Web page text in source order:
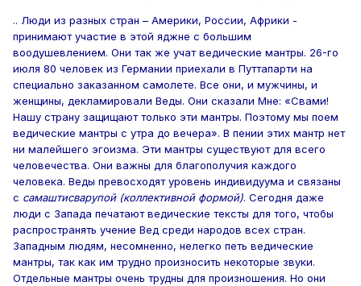
.. Люди из разных стран – Америки, России, Африки -
принимают участие в этой яджне с большим
воодушевлением. Они так же учат ведические мантры. 26-го
июля 80 человек из Германии приехали в Путтапарти на
специально заказанном самолете. Все они, и мужчины, и
женщины, декламировали Веды. Они сказали Мне: «Свами!
Нашу страну защищают только эти мантры. Поэтому мы поем
ведические мантры с утра до вечера». В пении этих мантр нет
ни малейшего эгоизма. Эти мантры существуют для всего
человечества. Они важны для благополучия каждого
человека. Веды превосходят уровень индивидуума и связаны
с самаштисварупой (коллективной формой). Сегодня даже
люди с Запада печатают ведические тексты для того, чтобы
распространять учение Вед среди народов всех стран.
Западным людям, несомненно, нелегко петь ведические
мантры, так как им трудно произносить некоторые звуки.
Отдельные мантры очень трудны для произношения. Но они